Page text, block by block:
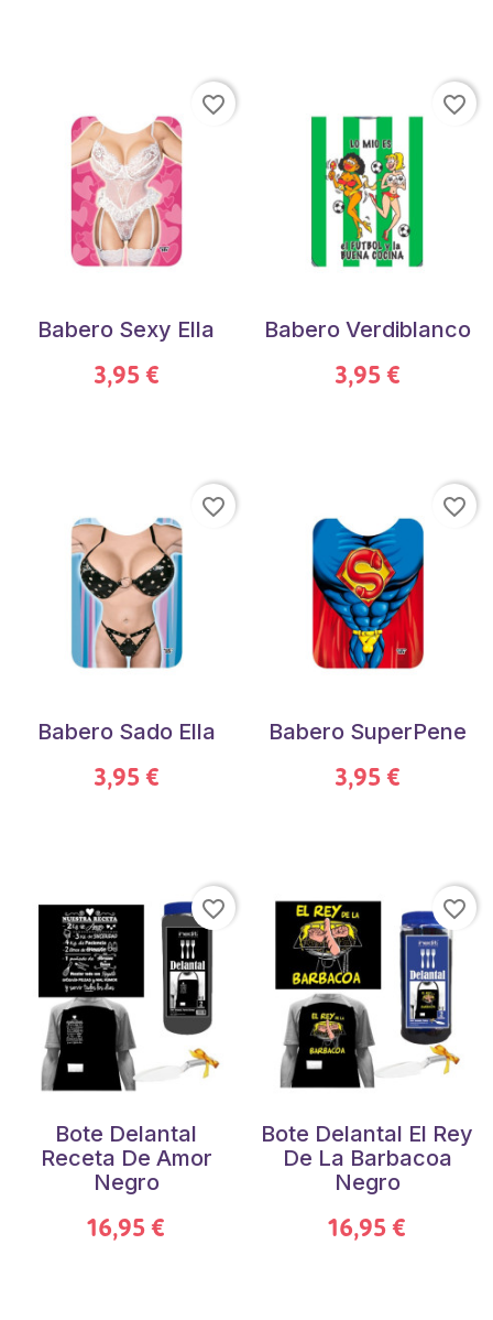
Babero Sexy Ella
3,95 €
favorite_border
Babero Verdiblanco
3,95 €
favorite_border
Babero Sado Ella
3,95 €
favorite_border
Babero SuperPene
3,95 €
favorite_border
Bote Delantal
Receta De Amor
Negro
16,95 €
favorite_border
Bote Delantal El Rey
De La Barbacoa
Negro
16,95 €
favorite_border